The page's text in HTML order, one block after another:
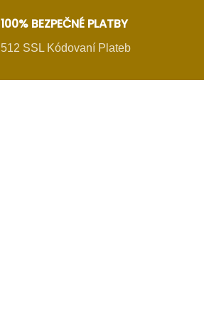
100% BEZPEČNÉ PLATBY
512 SSL Kódovaní Plateb